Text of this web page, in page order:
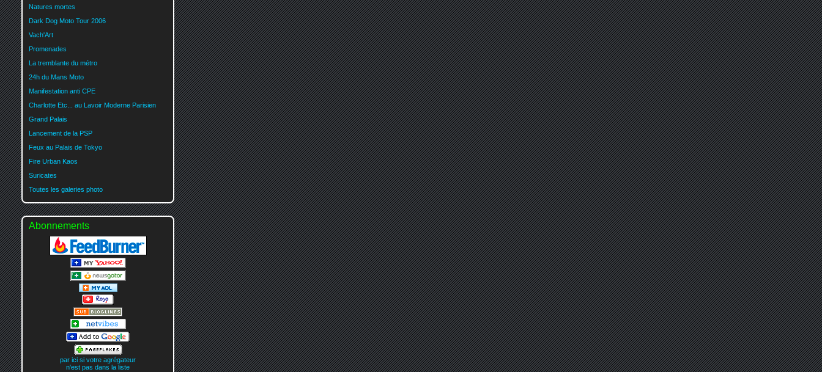
Natures mortes
Dark Dog Moto Tour 2006
Vach'Art
Promenades
La tremblante du métro
24h du Mans Moto
Manifestation anti CPE
Charlotte Etc... au Lavoir Moderne Parisien
Grand Palais
Lancement de la PSP
Feux au Palais de Tokyo
Fire Urban Kaos
Suricates
Toutes les galeries photo
Abonnements
par ici si votre agrégateur
n'est pas dans la liste